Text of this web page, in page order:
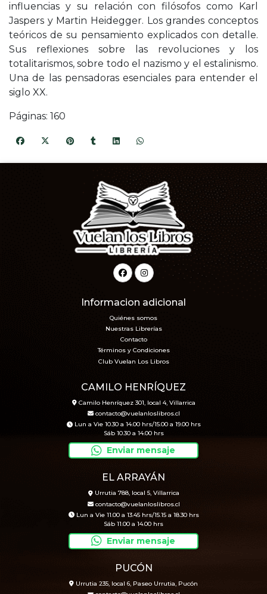
influencias y su relación con filósofos como Karl
Jaspers y Martin Heidegger. Los grandes conceptos
teóricos de su pensamiento explicados con detalle.
Sus reflexiones sobre las revoluciones y los
totalitarismos, sobre todo el nazismo y el estalinismo.
Una de las pensadoras esenciales para entender el
siglo XX.
Páginas: 160
Informacion adicional
Quiénes somos
Nuestras Librerías
Contacto
Términos y Condiciones
Club Vuelan Los Libros
CAMILO HENRÍQUEZ
Camilo Henríquez 301, local 4, Villarrica
contacto@vuelanloslibros.cl
Lun a Vie 10.30 a 14.00 hrs/15.00 a 19.00 hrs
Sáb 10.30 a 14.00 hrs
Enviar mensaje
EL ARRAYÁN
Urrutia 788, local 5, Villarrica
contacto@vuelanloslibros.cl
Lun a Vie 11.00 a 13.45 hrs/15.15 a 18.30 hrs
Sáb 11.00 a 14.00 hrs
Enviar mensaje
PUCÓN
Urrutia 235, local 6, Paseo Urrutia, Pucón